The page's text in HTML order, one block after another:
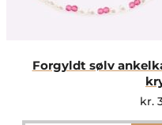
Forgyldt sølv
kr.